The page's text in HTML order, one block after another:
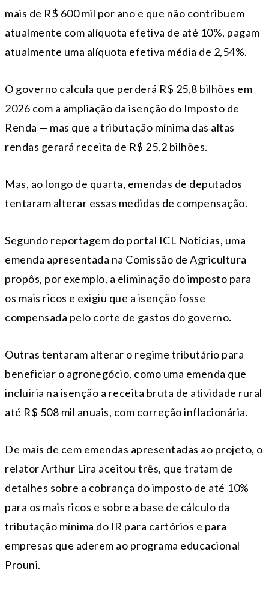
mais de R$ 600 mil por ano e que não contribuem
atualmente com alíquota efetiva de até 10%, pagam
atualmente uma alíquota efetiva média de 2,54%.
O governo calcula que perderá R$ 25,8 bilhões em
2026 com a ampliação da isenção do Imposto de
Renda — mas que a tributação mínima das altas
rendas gerará receita de R$ 25,2 bilhões.
Mas, ao longo de quarta, emendas de deputados
tentaram alterar essas medidas de compensação.
Segundo reportagem do portal ICL Notícias, uma
emenda apresentada na Comissão de Agricultura
propôs, por exemplo, a eliminação do imposto para
os mais ricos e exigiu que a isenção fosse
compensada pelo corte de gastos do governo.
Outras tentaram alterar o regime tributário para
beneficiar o agronegócio, como uma emenda que
incluiria na isenção a receita bruta de atividade rural
até R$ 508 mil anuais, com correção inflacionária.
De mais de cem emendas apresentadas ao projeto, o
relator Arthur Lira aceitou três, que tratam de
detalhes sobre a cobrança do imposto de até 10%
para os mais ricos e sobre a base de cálculo da
tributação mínima do IR para cartórios e para
empresas que aderem ao programa educacional
Prouni.